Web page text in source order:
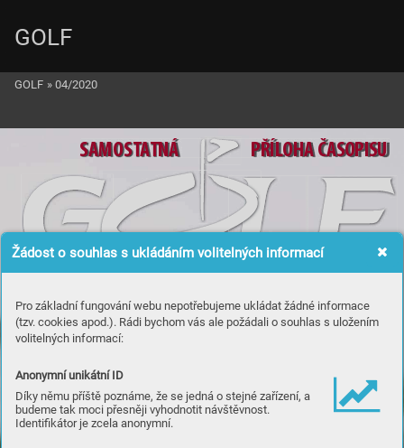
Žádost o souhlas s ukládáním volitelných informací
Pro základní fungování webu nepotřebujeme ukládat žádné informace
(tzv. cookies apod.). Rádi bychom vás ale požádali o souhlas s uložením
volitelných informací:
Anonymní unikátní ID
Díky němu příště poznáme, že se jedná o stejné zařízení, a
budeme tak moci přesněji vyhodnotit návštěvnost.
Identifikátor je zcela anonymní.
SAMOSTATNÁ PŘÍLOHA ČASOPISU
CALLAWAY
FOOTJOY
GOLF
GOLF » 04/2020